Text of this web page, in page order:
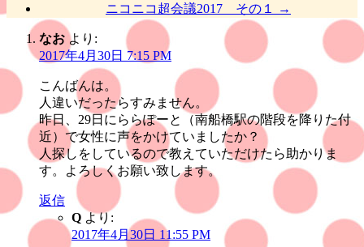
ニコニコ超会議2017 その１
→
なお より:
2017年4月30日 7:15 PM
こんばんは。
人違いだったらすみません。
昨日、29日にららぽーと（南船橋駅の階段を降りた付
近）で女性に声をかけていましたか？
人探しをしているので教えていただけたら助かりま
す。よろしくお願い致します。
返信
Q より:
2017年4月30日 11:55 PM